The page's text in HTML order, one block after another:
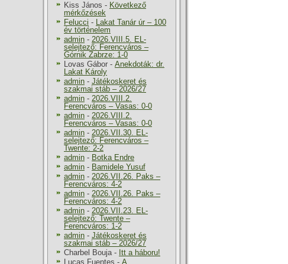
Kiss János - Következő
mérkőzések
Felucci - Lakat Tanár úr – 100
év történelem
admin - 2026.VIII.5. EL-
selejtező: Ferencváros –
Górnik Zabrze: 1-0
Lovas Gábor - Anekdoták: dr.
Lakat Károly
admin - Játékoskeret és
szakmai stáb – 2026/27
admin - 2026.VIII.2.
Ferencváros – Vasas: 0-0
admin - 2026.VIII.2.
Ferencváros – Vasas: 0-0
admin - 2026.VII.30. EL-
selejtező: Ferencváros –
Twente: 2-2
admin - Botka Endre
admin - Bamidele Yusuf
admin - 2026.VII.26. Paks –
Ferencváros: 4-2
admin - 2026.VII.26. Paks –
Ferencváros: 4-2
admin - 2026.VII.23. EL-
selejtező: Twente –
Ferencváros: 1-2
admin - Játékoskeret és
szakmai stáb – 2026/27
Charbel Bouja- Itt a háboru!
Lucas Fuentes - A